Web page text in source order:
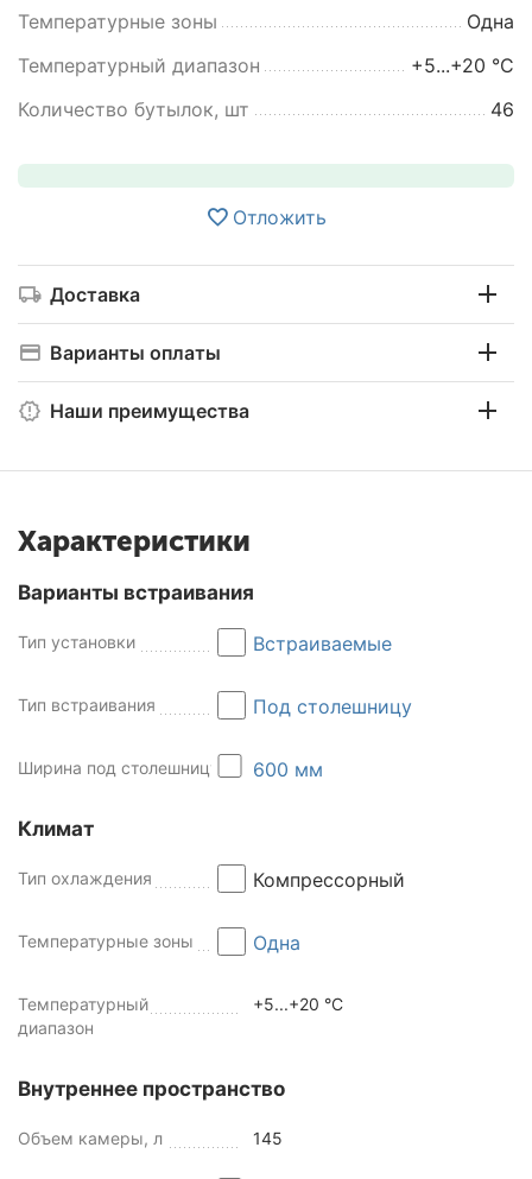
Температурные зоны
Одна
Температурный диапазон
+5...+20 °C
Количество бутылок, шт
46
Отложить
Доставка
Варианты оплаты
Наши преимущества
Характеристики
Варианты встраивания
Тип установки Встраиваемые
Тип встраивания Под столешницу
Ширина под столешницу 600 мм
Климат
Тип охлаждения Компрессорный
Температурные зоны Одна
Температурный
диапазон
+5...+20 °C
Внутреннее пространство
Объем камеры, л 145